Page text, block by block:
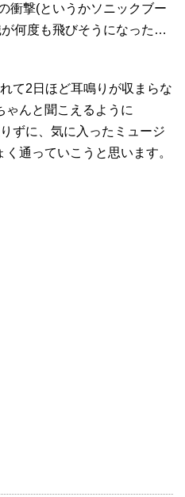
衝撃(というかソニックブー
が何度も飛びそうになった…
て2日ほど耳鳴りが収まらな
ゃんと聞こえるように
ずに、気に入ったミュージ
通っていこうと思います。